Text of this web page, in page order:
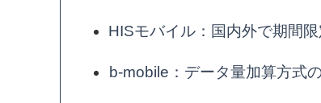
HISモバイル：国内外で期間
b-mobile：データ量加算方式